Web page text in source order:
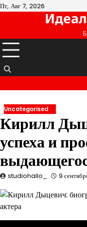
Перейти
Пт, Авг 7, 2026
Uncategorised
Кирилл
успеха и
studiohallo_ 9